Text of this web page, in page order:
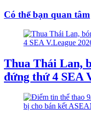
Có thể bạn quan tâm
Thua Thái Lan,
đứng thứ 4 SEA